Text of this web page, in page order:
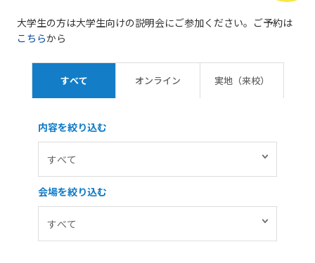
大学生の方は大学生向けの説明会にご参加ください。ご予約は
こちらから
すべて オンライン 実地（来校）
内容を絞り込む
会場を絞り込む